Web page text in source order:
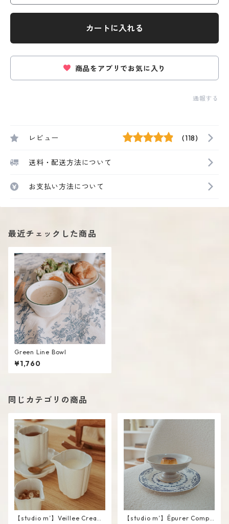
カートに入れる
商品をアプリでお気に入り
通報する
レビュー (118)
送料・配送方法について
お支払い方法について
最近チェックした商品
Green Line Bowl
¥1,760
同じカテゴリの商品
【studio m’】Veillee Cream
【studio m’】Épurer Compo